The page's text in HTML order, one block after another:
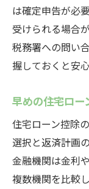
は確定申告が必
受けられる場合
税務署への問い
握しておくと安心
早めの住宅ロー
住宅ローン控除
選択と返済計画
金融機関は金利
複数機関を比較